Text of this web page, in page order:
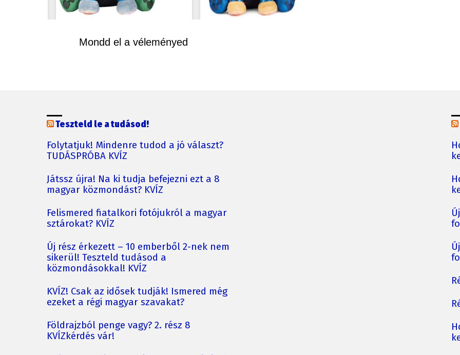
Mondd el a véleményed
Teszteld le a tudásod!
Folytatjuk! Mindenre tudod a jó választ?
TUDÁSPRÓBA KVÍZ
Játssz újra! Na ki tudja befejezni ezt a 8
magyar közmondást? KVÍZ
Felismered fiatalkori fotójukról a magyar
sztárokat? KVÍZ
Új rész érkezett – 10 emberből 2-nek nem
sikerül! Teszteld tudásod a
közmondásokkal! KVÍZ
KVÍZ! Csak az idősek tudják! Ismered még
ezeket a régi magyar szavakat?
Földrajzból penge vagy? 2. rész 8
KVÍZkérdés vár!